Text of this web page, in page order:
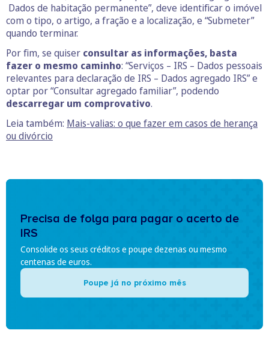
Dados de habitação permanente”, deve identificar o imóvel
com o tipo, o artigo, a fração e a localização, e “Submeter”
quando terminar.
Por fim, se quiser consultar as informações, basta
fazer o mesmo caminho: “Serviços – IRS – Dados pessoais
relevantes para declaração de IRS – Dados agregado IRS” e
optar por “Consultar agregado familiar”, podendo
descarregar um comprovativo.
Leia também: Mais-valias: o que fazer em casos de herança
ou divórcio
Precisa de folga para pagar o acerto de
IRS
Consolide os seus créditos e poupe dezenas ou mesmo
centenas de euros.
Poupe já no próximo mês